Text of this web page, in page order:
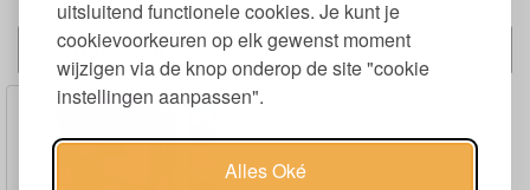
uitsluitend functionele cookies. Je kunt je
cookievoorkeuren op elk gewenst moment
wijzigen via de knop onderop de site "cookie
instellingen aanpassen".
Alles Oké
Alternatieven